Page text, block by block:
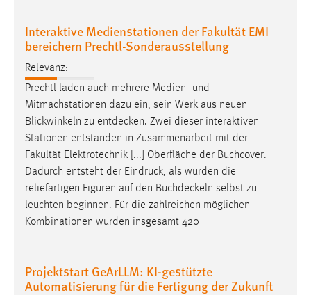
Interaktive Medienstationen der Fakultät EMI
bereichern Prechtl-Sonderausstellung
Relevanz:
Prechtl laden auch mehrere Medien- und
Mitmachstationen dazu ein, sein Werk aus neuen
Blickwinkeln zu entdecken. Zwei dieser interaktiven
Stationen entstanden in Zusammenarbeit mit der
Fakultät Elektrotechnik [...] Oberfläche der Buchcover.
Dadurch entsteht der Eindruck, als würden die
reliefartigen Figuren auf den Buchdeckeln selbst zu
leuchten beginnen. Für die zahlreichen möglichen
Kombinationen wurden insgesamt 420
Projektstart GeArLLM: KI-gestützte
Automatisierung für die Fertigung der Zukunft